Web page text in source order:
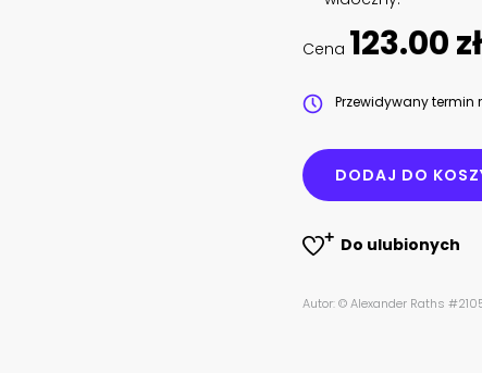
Cena 123.00 zł
Przewidywany termin
DODAJ DO
Do ulubionych
Autor: © Alexander Raths